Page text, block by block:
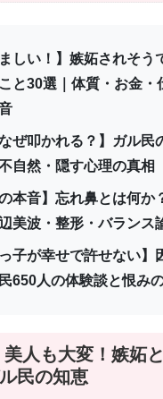
ましい！】嫉妬されそう
と30選｜体質・お金・
ぜ叩かれる？】ガル民
自然・隠す心理の真相
の本音】忘れ鼻とは何か
美波・整形・バランス
っ子が幸せで許せない】
650人の体験談と恨み
美人も大変！嫉妬
民の知恵